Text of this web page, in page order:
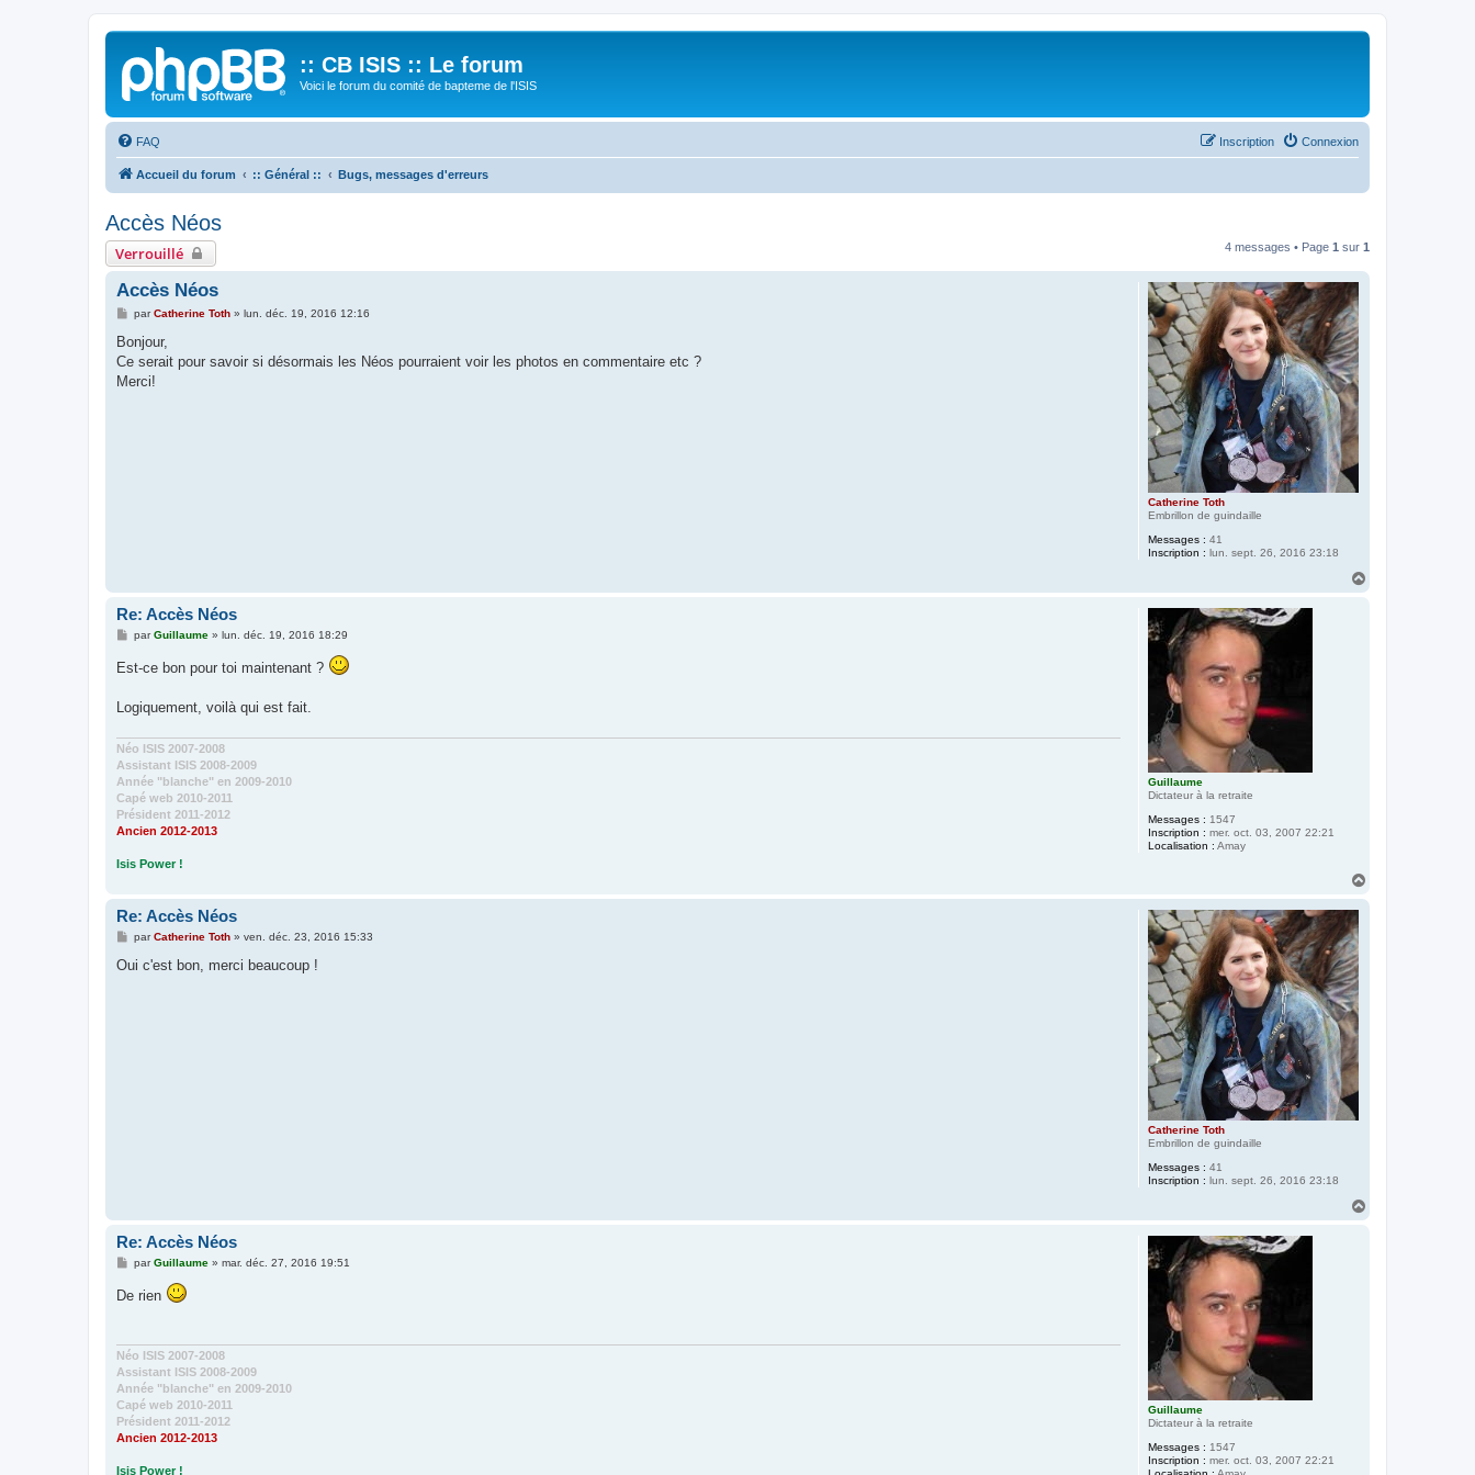
:: CB ISIS :: Le forum
Voici le forum du comité de bapteme de l'ISIS
FAQ Connexion
Inscription
Accueil du forum :: Général :: Bugs, messages d'erreurs
Accès Néos
Verrouillé 4 messages • Page 1 sur 1
Catherine Toth
Embrillon de guindaille
Messages : 41
Inscription : lun. sept. 26, 2016 23:18
Accès Néos
M
s
a
g
parCatherine Toth» lun. déc. 19, 2016 12:16
Bonjour,
Ce serait pour savoir si désormais les Néos pourraient voir les photos en commentaire etc ?
Merci!
Guillaume
Dictateur à la retraite
Messages : 1547
Inscription : mer. oct. 03, 2007 22:21
Localisation : Amay
Re: Accès Néos
M
s
e
parGuillaume» lun. déc. 19, 2016 18:29
Est-ce bon pour toi maintenant ?
Logiquement, voilà qui est fait.
Néo ISIS 2007-2008
Assistant ISIS 2008-2009
Année "blanche" en 2009-2010
Capé web 2010-2011
Président 2011-2012
Ancien 2012-2013
Isis Power !
Catherine Toth
Embrillon de guindaille
Messages : 41
Inscription : lun. sept. 26, 2016 23:18
Re: Accès Néos
M
s
parCatherine Toth» ven. déc. 23, 2016 15:33
Oui c'est bon, merci beaucoup !
Guillaume
Dictateur à la retraite
Messages : 1547
Inscription : mer. oct. 03, 2007 22:21
Re: Accès Néos
M
s
parGuillaume» mar. déc. 27, 2016 19:51
De rien
Néo ISIS 2007-2008
Assistant ISIS 2008-2009
Année "blanche" en 2009-2010
Capé web 2010-2011
Président 2011-2012
Ancien 2012-2013
Isis Power !